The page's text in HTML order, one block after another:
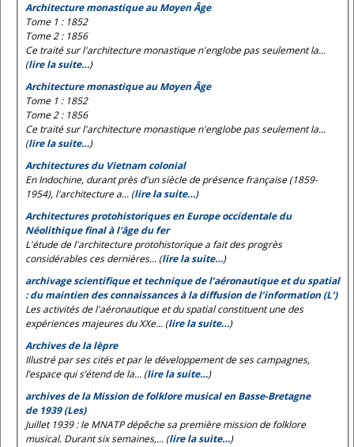
Architecture monastique au Moyen Âge
Tome 1 : 1852
Tome 2 : 1856
Ce traité sur l'architecture monastique n'englobe pas seulement la...
(lire la suite…)
Architecture monastique au Moyen Âge
Tome 1 : 1852
Tome 2 : 1856
Ce traité sur l'architecture monastique n'englobe pas seulement la...
(lire la suite…)
Architectures du Vietnam colonial
En Indochine, durant près d'un siècle de présence française (1859-
1954), l'architecture a... (lire la suite…)
Architectures protohistoriques en Europe occidentale du
Néolithique final à l'âge du fer
L'étude de l'architecture protohistorique a fait des progrès
considérables ces dernières... (lire la suite…)
archivage scientifique et technique de l’aéronautique et du spatial
: du maintien des connaissances à la diffusion de l’information (L’)
Les activités de l'aéronautique et du spatial constituent une des
expériences majeures du XXe... (lire la suite…)
Archives de la lèpre
Illustré par ses cités et par le développement de ses campagnes,
l’espace qui s’étend de la... (lire la suite…)
archives de la Mission de folklore musical en Basse-Bretagne
de 1939 (Les)
Juillet 1939 : le MNATP dépêche sa première mission de folklore
musical. Durant six semaines,... (lire la suite…)